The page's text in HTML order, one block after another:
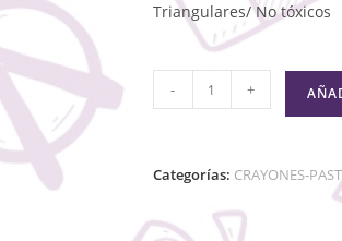
Triangulares/ No tóxicos
- +
Categorías: CRAYONES-